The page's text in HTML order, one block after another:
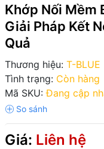
Khớp Nối Mềm
Giải Pháp Kết
Quả
Thương hiệu: T-BLUE
Tình trạng: Còn hàng
Mã SKU: Đang cập
Giá: Liên hệ